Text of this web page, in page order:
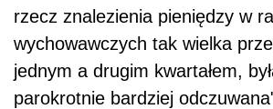
rzecz znalezienia pieniędzy w
wychowawczych tak wielka
jednym a drugim kwartałem,
parokrotnie bardziej